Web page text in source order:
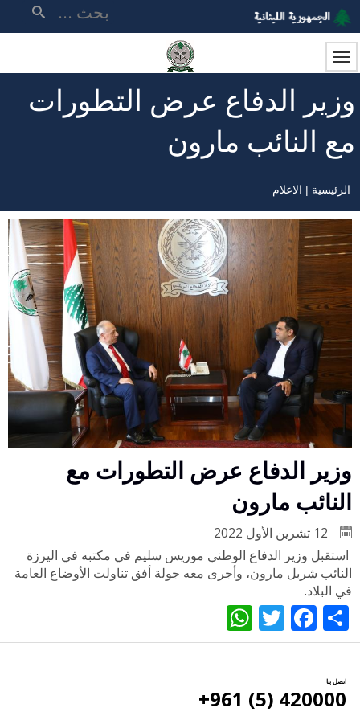
تجاوز
إلى
المحتوى
الرئيسي
وزير الدفاع عرض التطورات
مع النائب مارون
مسار
التنقل
الرئيسية الاعلام
وزير الدفاع عرض التطورات مع
النائب مارون
استقبل وزير الدفاع الوطني موريس سليم في مكتبه في اليرزة
النائب شربل مارون، وأجرى معه جولة أفق تناولت الأوضاع العامة
في البلاد.
Share
Facebook
Twitter
اتصل بنا
420000 (5) 961+